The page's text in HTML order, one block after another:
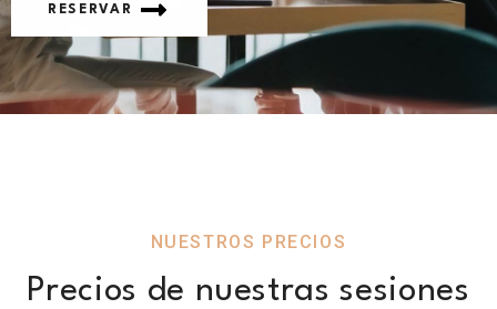
RESERVAR
NUESTROS PRECIOS
Precios de nuestras sesiones